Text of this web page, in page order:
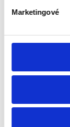
Marketingové